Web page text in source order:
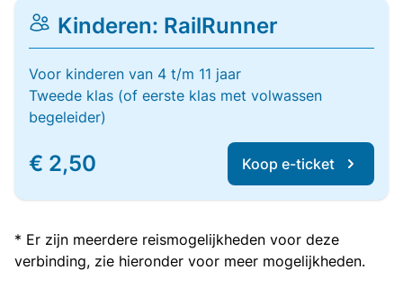
Kinderen: RailRunner
Voor kinderen van 4 t/m 11 jaar
Tweede klas (of eerste klas met volwassen
begeleider)
€ 2,50 Koop e-ticket
* Er zijn meerdere reismogelijkheden voor deze
verbinding, zie hieronder voor meer mogelijkheden.